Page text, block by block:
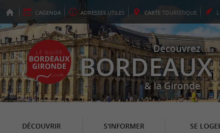
L'AGENDA ADRESSES UTILES CARTE TOURISTIQUE
Découvrez
BORDEAUX
& la Gironde
DÉCOUVRIR S'INFORMER SE